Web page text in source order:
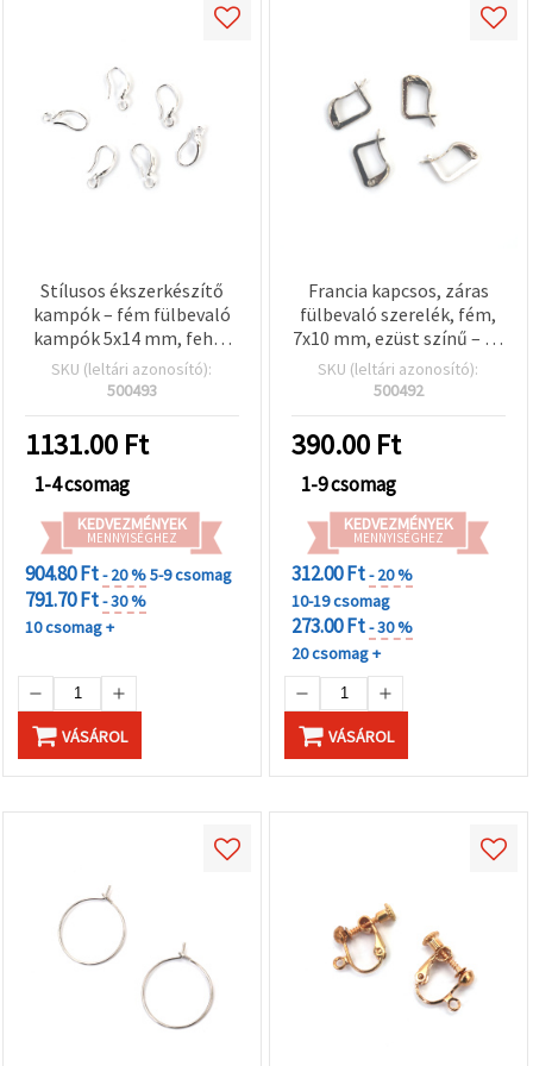
Stílusos ékszerkészítő
kampók – fém fülbevaló
kampók 5x14 mm, fehér
színű, 10 db
SKU (leltári azonosító):
500493
1131.00 Ft
1-4 csomag
KEDVEZMÉNYEK
MENNYISÉGHEZ
904.80 Ft- 20 %5-9 csomag
791.70 Ft- 30 %
10 csomag +
VÁSÁROL
Francia kapcsos, záras
fülbevaló szerelék, fém,
7x10 mm, ezüst színű – 10
db
SKU (leltári azonosító):
500492
390.00 Ft
1-9 csomag
KEDVEZMÉNYEK
MENNYISÉGHEZ
312.00 Ft- 20 %
10-19 csomag
273.00 Ft- 30 %
20 csomag +
VÁSÁROL